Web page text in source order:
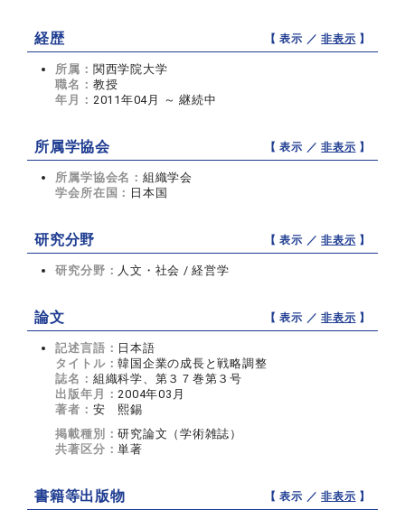
経歴 【 表示 ／非表示 】
所属： 関西学院大学
職名： 教授
年月： 2011年04月 ～ 継続中
所属学協会 【 表示 ／非表示 】
所属学協会名： 組織学会
学会所在国： 日本国
研究分野 【 表示 ／非表示 】
研究分野： 人文・社会 / 経営学
論文 【 表示 ／非表示 】
記述言語： 日本語
タイトル：韓国企業の成長と戦略調整
誌名： 組織科学、第３７巻第３号
出版年月：2004年03月
著者： 安 熙錫
掲載種別：研究論文（学術雑誌）
共著区分：単著
書籍等出版物 【 表示 ／非表示 】